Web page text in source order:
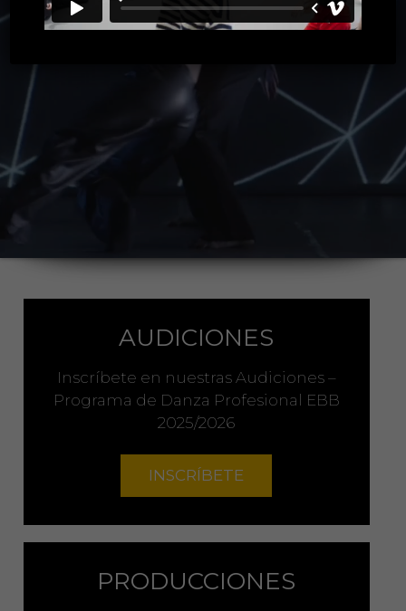
AUDICIONES
Inscríbete en nuestras Audiciones –
Programa de Danza Profesional EBB
2025/2026
INSCRÍBETE
PRODUCCIONES